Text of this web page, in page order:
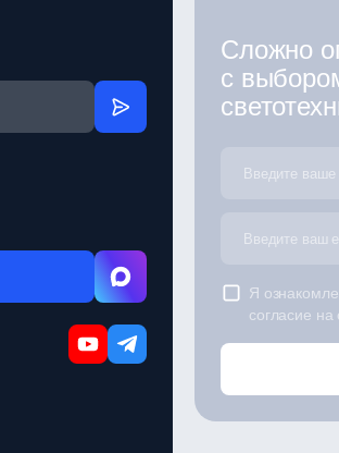
Сложно
с
Я
согласие